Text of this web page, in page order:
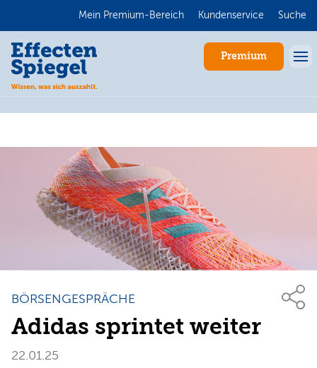
Mein Premium-Bereich Kundenservice Suche
Premium
BÖRSENGESPRÄCHE
Adidas sprintet weiter
22.01.25
Anmelden